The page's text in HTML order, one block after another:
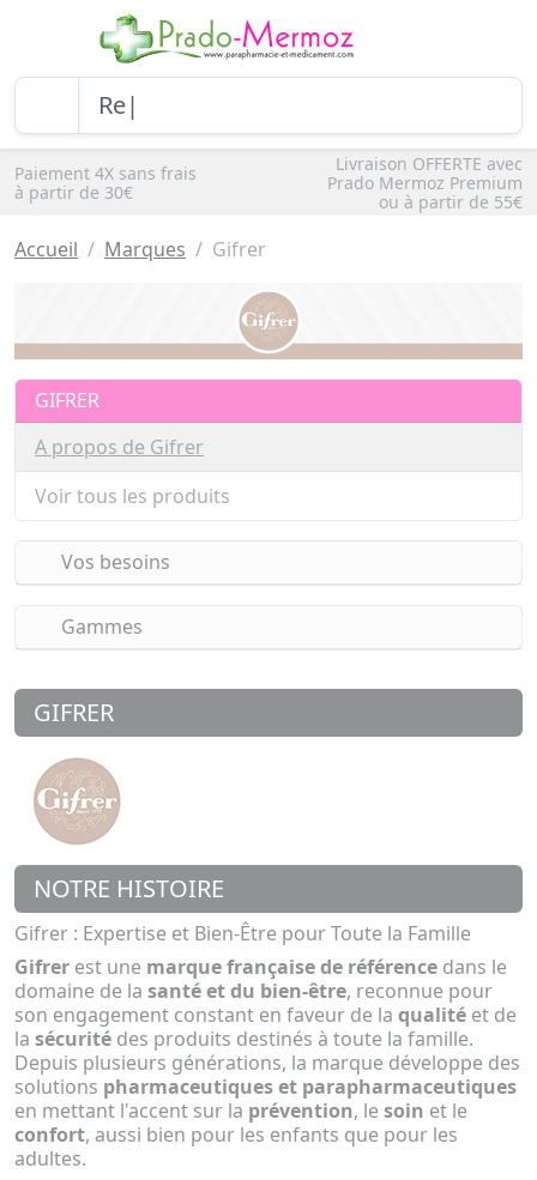
Paiement 4X sans frais
à partir de 30€
Livraison OFFERTE avec
Prado Mermoz Premium
ou à partir de 55€
Accueil Marques Gifrer
GIFRER
A propos de Gifrer
Voir tous les produits
Vos besoins
Gammes
GIFRER
NOTRE HISTOIRE
Gifrer : Expertise et Bien-Être pour Toute la Famille
Gifrer est une marque française de référence dans le
domaine de la santé et du bien-être, reconnue pour
son engagement constant en faveur de la qualité et de
la sécurité des produits destinés à toute la famille.
Depuis plusieurs générations, la marque développe des
solutions pharmaceutiques et parapharmaceutiques
en mettant l'accent sur la prévention, le soin et le
confort, aussi bien pour les enfants que pour les
adultes.